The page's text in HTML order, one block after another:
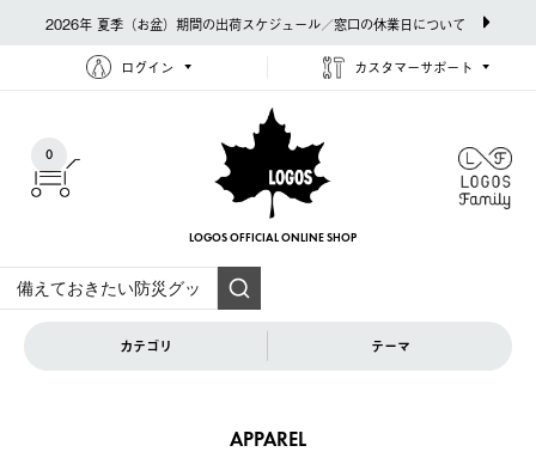
2026年 夏季（お盆）期間の出荷スケジュール／窓口の休業日について
ログイン カスタマーサポート
0
LOGOS OFFICIAL ONLINE SHOP
カテゴリ テーマ
APPAREL